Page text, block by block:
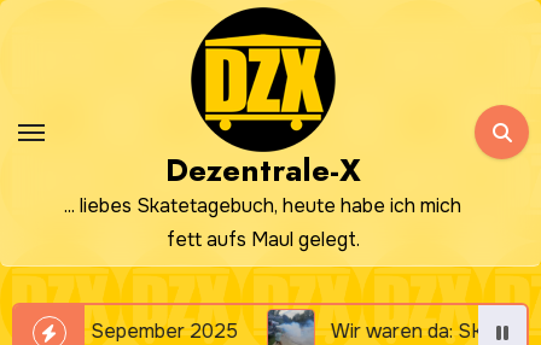
Dezentrale-X
... liebes Skatetagebuch, heute habe ich mich
fett aufs Maul gelegt.
SKATE CONTEST: 20. September 2025 „Altes Klärwerk“